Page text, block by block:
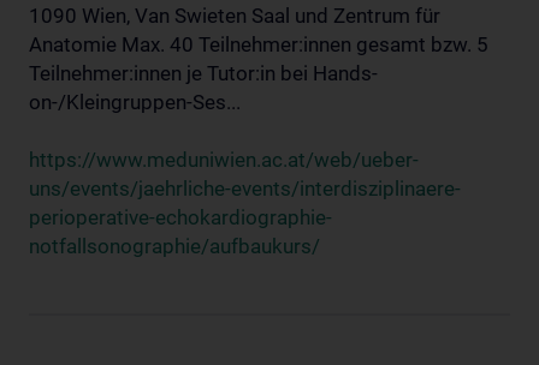
1090 Wien, Van Swieten Saal und Zentrum für
Anatomie Max. 40 Teilnehmer:innen gesamt bzw. 5
Teilnehmer:innen je Tutor:in bei Hands-
on-/Kleingruppen-Ses...
https://www.meduniwien.ac.at/web/ueber-
uns/events/jaehrliche-events/interdisziplinaere-
perioperative-echokardiographie-
notfallsonographie/aufbaukurs/